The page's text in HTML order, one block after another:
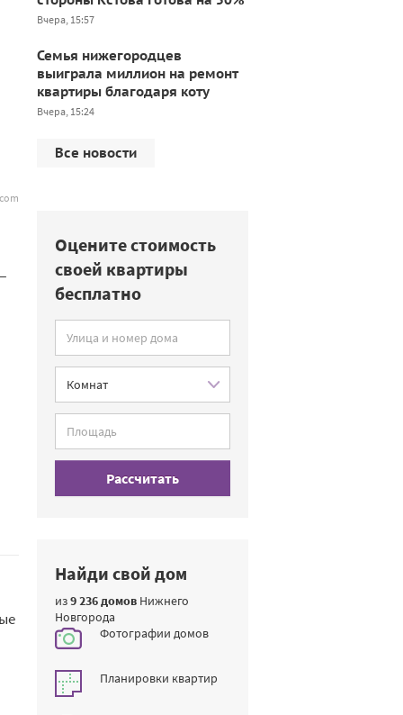
Вчера, 15:57
Семья нижегородцев
выиграла миллион на ремонт
квартиры благодаря коту
Вчера, 15:24
Все новости
Оцените стоимость
своей квартиры
бесплатно
Рассчитать
Найди свой дом
из9 236 домов Нижнего
Новгорода
Фотографии домов
Планировки квартир